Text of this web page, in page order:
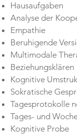
Hausaufgaben
Analyse der
Empathie
Beruhigende
Multimodale
Beziehungsklären
Kognitive
Sokratische
Tagesprotokolle
Tages- und
Kognitive Probe